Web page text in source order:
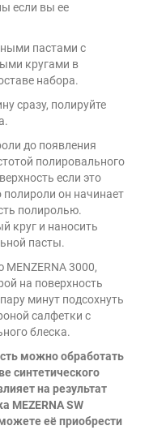
если вы ее
пастами с
кругами в
набора.
сразу, полируйте
до появления
полировального
если это
полироли он начинает
полиролью.
круг и наносить
пасты.
MENZERNA3000,
на поверхность
минут подсохнуть
салфетки с
блеска.
можно обработать
синтетического
на результат
MEZERNA SW
её приобрести